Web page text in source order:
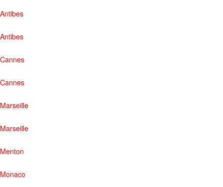
Antibes
Antibes
Cannes
Cannes
Marseille
Marseille
Menton
Monaco